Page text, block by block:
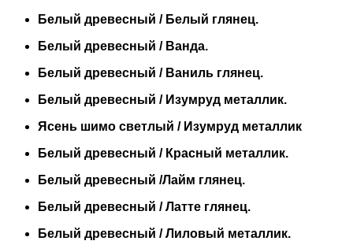
Белый древесный / Белый глянец.
Белый древесный / Ванда.
Белый древесный / Ваниль глянец.
Белый древесный / Изумруд металлик.
Ясень шимо светлый / Изумруд металлик
Белый древесный / Красный металлик.
Белый древесный /Лайм глянец.
Белый древесный / Латте глянец.
Белый древесный / Лиловый металлик.